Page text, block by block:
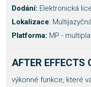
Dodání: Elektronická
Lokalizace:
Platforma: MP -
AFTER EFFECTS
výkonné funkce, které